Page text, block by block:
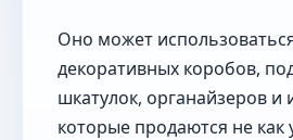
Оно может
декоративных коробов,
шкатулок, органайзеров и
которые продаются не как